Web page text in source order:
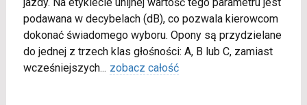
podawana w decybelach (dB), co pozwala kierowcom
dokonać świadomego wyboru. Opony są przydzielane
do jednej z trzech klas głośności: A, B lub C, zamiast
wcześniejszych... zobacz całość